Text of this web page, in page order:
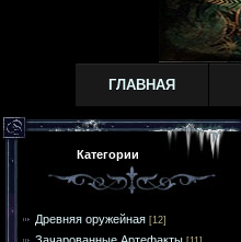
ГЛАВНАЯ
Категории
Древняя оружейная [12]